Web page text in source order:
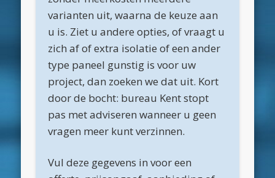
januari 2021
december 2020
oktober 2020
september 2020
augustus 2020
juni 2020
varianten uit, waarna de keuze aan
u is. Ziet u andere opties, of vraagt u
zich af of extra isolatie of een ander
type paneel gunstig is voor uw
project, dan zoeken we dat uit. Kort
door de bocht: bureau Kent stopt
pas met adviseren wanneer u geen
vragen meer kunt verzinnen.
Vul deze gegevens in voor een